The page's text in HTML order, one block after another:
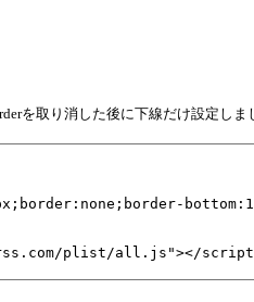
を取り消した後に下線だけ設定しま